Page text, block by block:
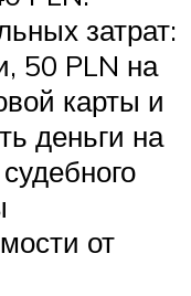
затрат:
50 PLN на
карты и
деньги на
от